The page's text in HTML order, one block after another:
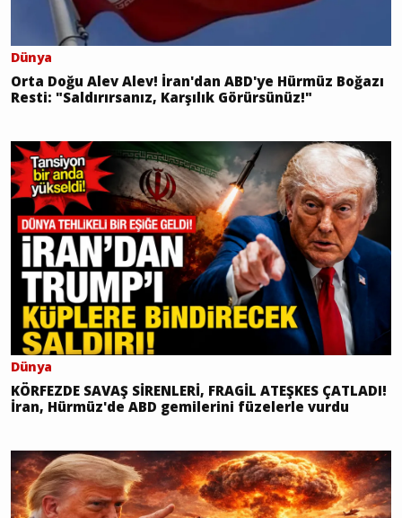
Dünya
Orta Doğu Alev Alev! İran'dan ABD'ye Hürmüz Boğazı
Resti: "Saldırırsanız, Karşılık Görürsünüz!"
Dünya
KÖRFEZDE SAVAŞ SİRENLERİ, FRAGİL ATEŞKES ÇATLADI!
İran, Hürmüz'de ABD gemilerini füzelerle vurdu